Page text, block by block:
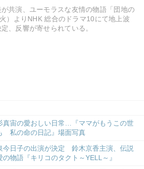
共演、ユーモラスな友情の物語「団地の
）よりNHK 総合のドラマ10にて地上波
、反響が寄せられている。
真宙の愛おしい日常…『ママがもうこの世
私の命の日記』場面写真
今日子の出演が決定 鈴木京香主演、伝説
物語『キリコのタクト～YELL～』